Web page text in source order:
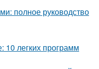
полное руководство
10 легких программ